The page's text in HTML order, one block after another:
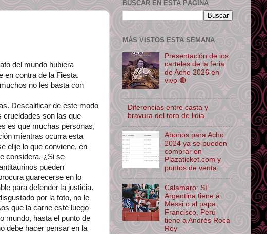
del mundo hubiera
en contra de la Fiesta.
no les basta con
Descalificar de este modo
crueldades son las que
es que muchas personas,
mientras ocurra esta
elije lo que conviene, en
considera. ¿Si se
pueden
guarecerse en lo
para defender la justicia.
por la foto, no le
que la carne esté luego
mundo, hasta el punto de
debe hacer pensar en la
BUSCAR EN ESTA PÁGINA
MÁS VISTOS ESTA SEMANA
Presentación de los
carteles de la feria
de Acho 2026 en
vivo 🔴
Diferencias entre casta y
bravura del toro de lidia
Abonos para Acho
2024 ya se pueden
comprar en
Plazaticket.com y
puntos de venta
Calamaro: Sí
Argentina tiene a
Messi o al papa
Francisco, Perú
tiene a Andrés Roca
Rey